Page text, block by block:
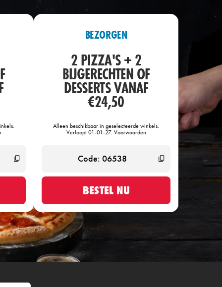
BEZORGEN
2 PIZZA'S + 2
BIJGERECHTEN OF
DESSERTS VANAF
€24,50
Alleen beschikbaar in geselecteerde winkels.
Verloopt 01-01-27. Voorwaarden
BESTEL NU